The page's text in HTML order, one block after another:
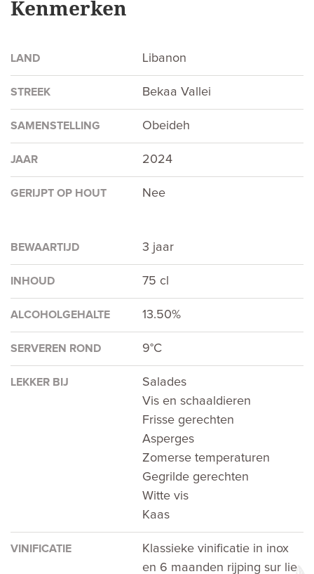
Kenmerken
LAND Libanon
STREEK Bekaa Vallei
SAMENSTELLING Obeideh
JAAR 2024
GERIJPT OP HOUT Nee
BEWAARTIJD 3 jaar
INHOUD 75 cl
ALCOHOLGEHALTE 13.50%
SERVEREN ROND 9°C
LEKKER BIJ
Salades
Vis en schaaldieren
Frisse gerechten
Asperges
Zomerse temperaturen
Gegrilde gerechten
Witte vis
Kaas
VINIFICATIE
Klassieke vinificatie in inox
en 6 maanden rijping sur lie